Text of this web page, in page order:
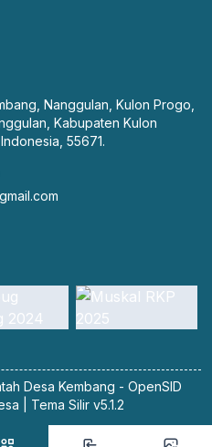
Nanggulan, Kulon Progo,
Kabupaten Kulon
55671.
Desa Kembang - OpenSID
Tema Silir v5.1.2